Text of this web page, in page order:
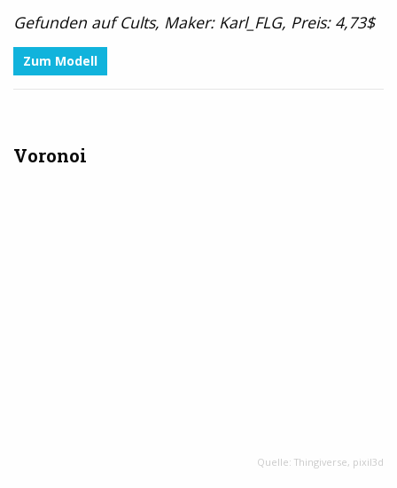
Gefunden auf Cults, Maker: Karl_FLG, Preis: 4,73$
Zum Modell
Voronoi
Quelle: Thingiverse, pixil3d